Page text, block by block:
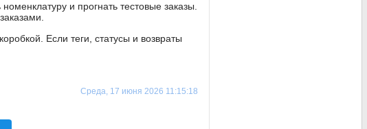
и прогнать тестовые заказы.
Если теги, статусы и возвраты
Среда, 17 июня 2026 11:15:18